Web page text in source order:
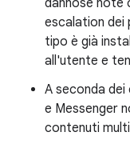
dannose note
escalation dei
tipo è già
all'utente e
A seconda dei
e Messenger
contenuti